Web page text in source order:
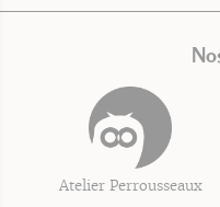
Atelier Perrousseaux